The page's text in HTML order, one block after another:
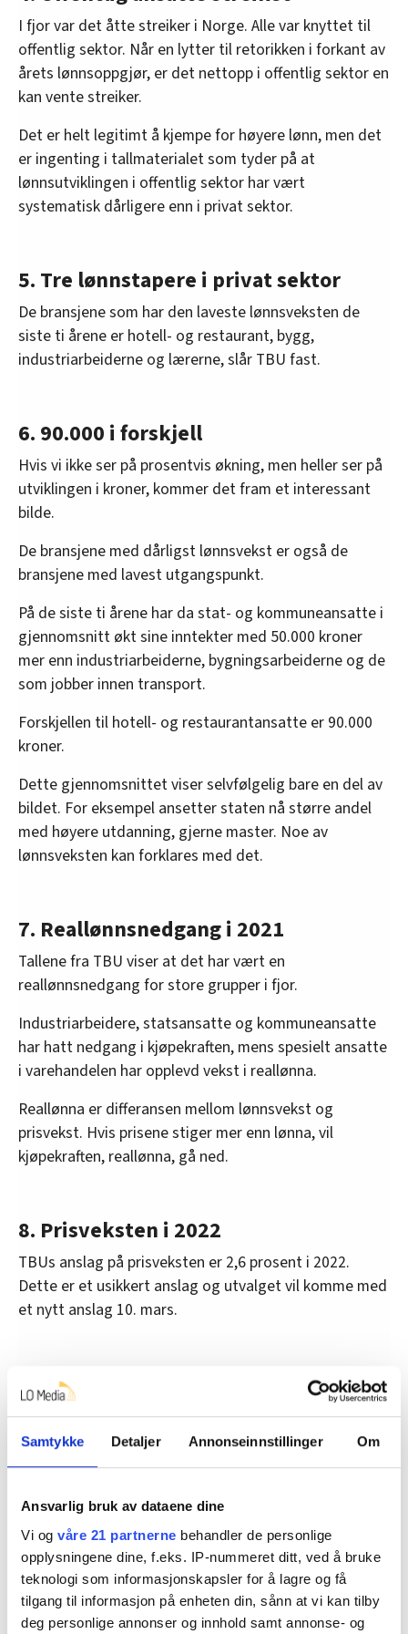
Samtykke Detaljer Annonseinnstillinger Om
Ansvarlig bruk av dataene dine
Vi og våre 21 partnerne behandler de personlige
opplysningene dine, f.eks. IP-nummeret ditt, ved å bruke
teknologi som informasjonskapsler for å lagre og få
tilgang til informasjon på enheten din, sånn at vi kan tilby
deg personlige annonser og innhold samt annonse- og
I fjor var det åtte streiker i Norge. Alle var knyttet til
offentlig sektor. Når en lytter til retorikken i forkant av
årets lønnsoppgjør, er det nettopp i offentlig sektor en
kan vente streiker.
Det er helt legitimt å kjempe for høyere lønn, men det
er ingenting i tallmaterialet som tyder på at
lønnsutviklingen i offentlig sektor har vært
systematisk dårligere enn i privat sektor.
5. Tre lønnstapere i privat sektor
De bransjene som har den laveste lønnsveksten de
siste ti årene er hotell- og restaurant, bygg,
industriarbeiderne og lærerne, slår TBU fast.
6. 90.000 i forskjell
Hvis vi ikke ser på prosentvis økning, men heller ser på
utviklingen i kroner, kommer det fram et interessant
bilde.
De bransjene med dårligst lønnsvekst er også de
bransjene med lavest utgangspunkt.
På de siste ti årene har da stat- og kommuneansatte i
gjennomsnitt økt sine inntekter med 50.000 kroner
mer enn industriarbeiderne, bygningsarbeiderne og de
som jobber innen transport.
Forskjellen til hotell- og restaurantansatte er 90.000
kroner.
Dette gjennomsnittet viser selvfølgelig bare en del av
bildet. For eksempel ansetter staten nå større andel
med høyere utdanning, gjerne master. Noe av
lønnsveksten kan forklares med det.
7. Reallønnsnedgang i 2021
Tallene fra TBU viser at det har vært en
reallønnsnedgang for store grupper i fjor.
Industriarbeidere, statsansatte og kommuneansatte
har hatt nedgang i kjøpekraften, mens spesielt ansatte
i varehandelen har opplevd vekst i reallønna.
Reallønna er differansen mellom lønnsvekst og
prisvekst. Hvis prisene stiger mer enn lønna, vil
kjøpekraften, reallønna, gå ned.
8. Prisveksten i 2022
TBUs anslag på prisveksten er 2,6 prosent i 2022.
Dette er et usikkert anslag og utvalget vil komme med
et nytt anslag 10. mars.
9. Kravet blir på minst 3 prosent
Flere LO-forbund har ytret krav om økt kjøpekraft i
2022. Det betyr at lønna i så fall må øke mer enn
prisene. I tillegg vil det komme krav om noe ekstra for
For å være sikker på reallønnsøkning i år og ta igjen
noe det tapte fra i fjor, må årets økonomiske ramme
være på minst på 3 prosent.